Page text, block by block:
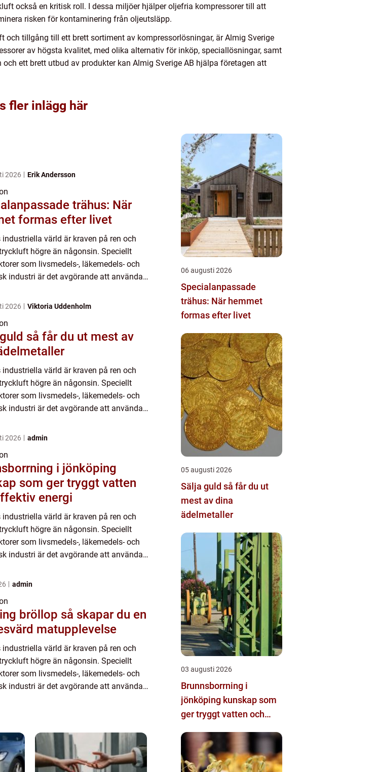
också en kritisk roll. I dessa miljöer hjälper oljefria kompressorer till att
risken för kontaminering från oljeutsläpp.
tillgång till ett brett sortiment av kompressorlösningar, är Almig Sverige
av högsta kvalitet, med olika alternativ för inköp, speciallösningar, samt
ett brett utbud av produkter kan Almig Sverige AB hjälpa företagen att
fler inlägg här
2026 Erik Andersson
trähus: När
formas efter livet
industriella värld är kraven på ren och
högre än någonsin. Speciellt
som livsmedels-, läkemedels- och
industri är det avgörande att använda
2026 Viktoria Uddenholm
ut mest av
industriella värld är kraven på ren och
högre än någonsin. Speciellt
som livsmedels-, läkemedels- och
industri är det avgörande att använda
2026 admin
i jönköping
som ger tryggt vatten
energi
industriella värld är kraven på ren och
högre än någonsin. Speciellt
som livsmedels-, läkemedels- och
industri är det avgörande att använda
admin
så skapar du en
matupplevelse
industriella värld är kraven på ren och
högre än någonsin. Speciellt
som livsmedels-, läkemedels- och
industri är det avgörande att använda
06 augusti 2026
Specialanpassade
trähus: När hemmet
formas efter livet
05 augusti 2026
Sälja guld så får du ut
mest av dina
ädelmetaller
03 augusti 2026
Brunnsborrning i
jönköping kunskap som
ger tryggt vatten och